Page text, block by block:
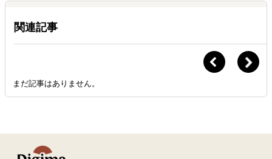
関連記事
まだ記事はありません。